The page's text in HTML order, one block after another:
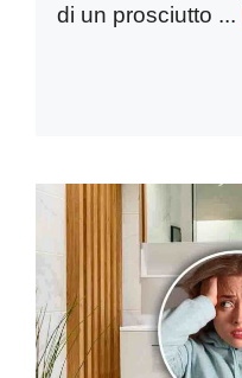
di un prosciutto ...